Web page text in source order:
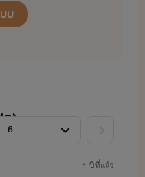
บ
6)
1 ปีที่แล้ว